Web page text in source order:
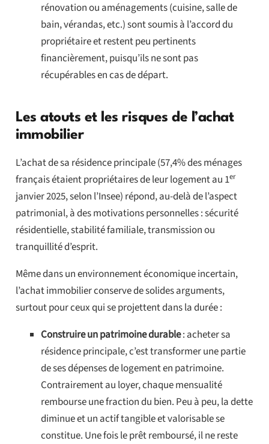
rénovation ou aménagements (cuisine, salle de
bain, vérandas, etc.) sont soumis à l’accord du
propriétaire et restent peu pertinents
financièrement, puisqu’ils ne sont pas
récupérables en cas de départ.
Les atouts et les risques de l’achat
immobilier
L’achat de sa résidence principale (57,4% des ménages
français étaient propriétaires de leur logement au 1er
janvier 2025, selon l’Insee) répond, au-delà de l’aspect
patrimonial, à des motivations personnelles : sécurité
résidentielle, stabilité familiale, transmission ou
tranquillité d’esprit.
Même dans un environnement économique incertain,
l’achat immobilier conserve de solides arguments,
surtout pour ceux qui se projettent dans la durée :
Construire un patrimoine durable: acheter sa
résidence principale, c’est transformer une partie
de ses dépenses de logement en patrimoine.
Contrairement au loyer, chaque mensualité
rembourse une fraction du bien. Peu à peu, la dette
diminue et un actif tangible et valorisable se
constitue. Une fois le prêt remboursé, il ne reste